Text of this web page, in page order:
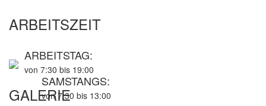
ARBEITSZEIT
ARBEITSTAG:
von 7:30 bis 19:00
SAMSTANGS:
von 7:30 bis 13:00
GALERIE